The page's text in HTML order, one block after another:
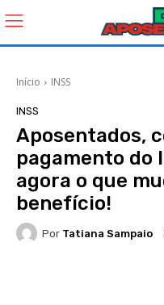
Início INSS
INSS
Aposentados,
pagamento do
agora o que
benefício!
Por Tatiana Sampaio